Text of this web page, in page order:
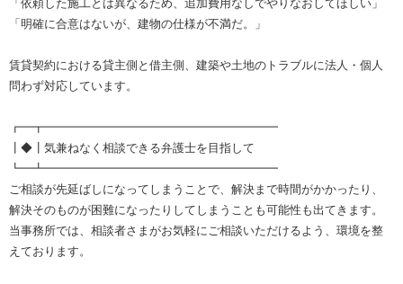
「依頼した施工とは異なるため、追加費用なしでやりなおしてほしい」
「明確に合意はないが、建物の仕様が不満だ。」
賃貸契約における貸主側と借主側、建築や土地のトラブルに法人・個人
問わず対応しています。
┏━┳━━━━━━━━━━━━━━━━━━━━
┃◆┃気兼ねなく相談できる弁護士を目指して
┗━┻━━━━━━━━━━━━━━━━━━━━
ご相談が先延ばしになってしまうことで、解決まで時間がかかったり、
解決そのものが困難になったりしてしまうことも可能性も出てきます。
当事務所では、相談者さまがお気軽にご相談いただけるよう、環境を整
えております。